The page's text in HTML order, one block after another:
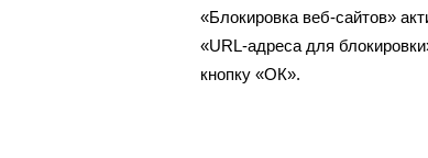
«Блокировка веб-сайтов»
«URL-адреса для
кнопку «ОК».